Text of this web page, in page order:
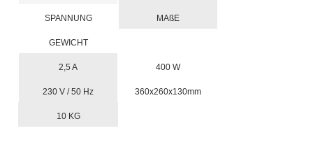
SPANNUNG MAßE
GEWICHT
2,5 A 400 W
230 V / 50 Hz 360x260x130mm
10 KG